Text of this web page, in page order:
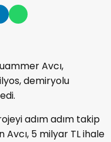
Avcı,
demiryolu
adım adım takip
5 milyar TL ihale